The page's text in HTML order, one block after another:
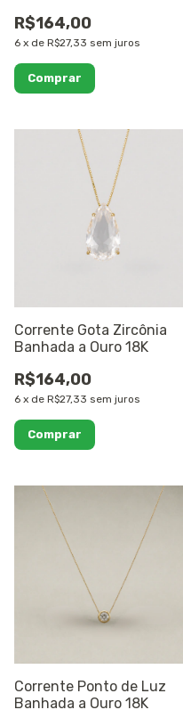
R$164,00
6 x de R$27,33 sem juros
Corrente Gota Zircônia
Banhada a Ouro 18K
R$164,00
6 x de R$27,33 sem juros
Corrente Ponto de Luz
Banhada a Ouro 18K